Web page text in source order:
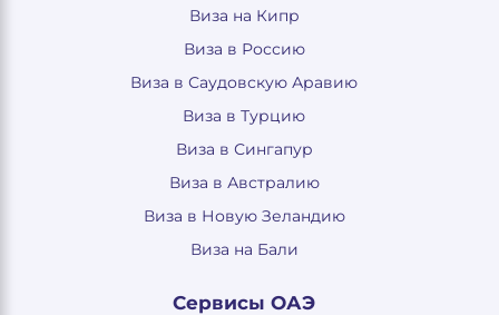
Виза на Кипр
Виза в Россию
Виза в Саудовскую Аравию
Виза в Турцию
Виза в Сингапур
Виза в Австралию
Виза в Новую Зеландию
Виза на Бали
Сервисы ОАЭ